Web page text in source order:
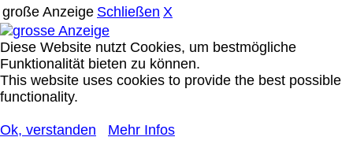
große Anzeige Schließen X
Diese Website nutzt Cookies, um bestmögliche
Funktionalität bieten zu können.
This website uses cookies to provide the best possible
functionality.
Ok, verstanden Mehr Infos